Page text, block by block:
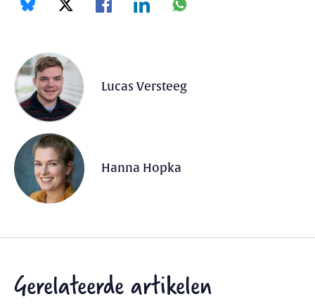
Lucas Versteeg
Hanna Hopka
Gerelateerde artikelen